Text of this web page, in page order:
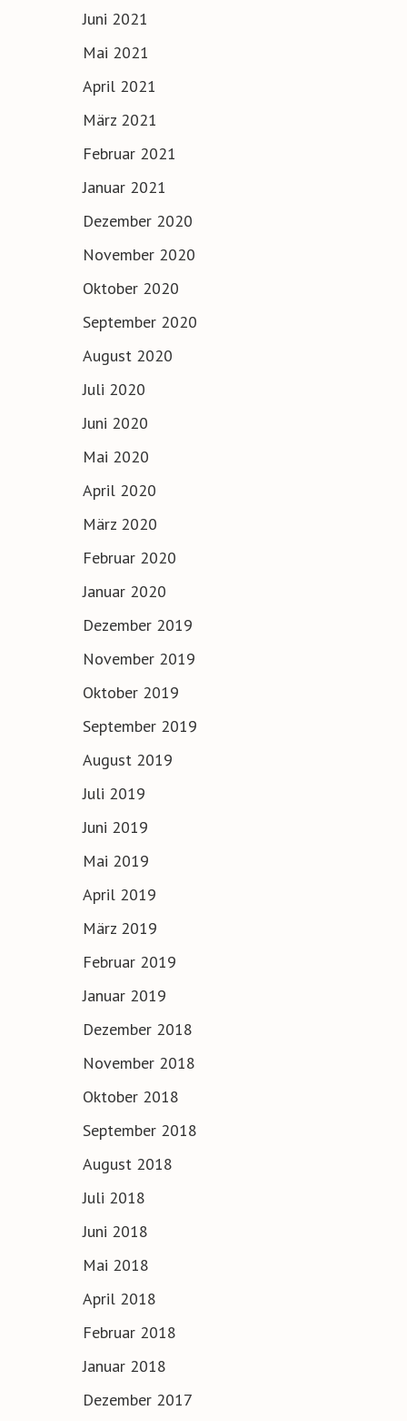
Juni 2021
Mai 2021
April 2021
März 2021
Februar 2021
Januar 2021
Dezember 2020
November 2020
Oktober 2020
September 2020
August 2020
Juli 2020
Juni 2020
Mai 2020
April 2020
März 2020
Februar 2020
Januar 2020
Dezember 2019
November 2019
Oktober 2019
September 2019
August 2019
Juli 2019
Juni 2019
Mai 2019
April 2019
März 2019
Februar 2019
Januar 2019
Dezember 2018
November 2018
Oktober 2018
September 2018
August 2018
Juli 2018
Juni 2018
Mai 2018
April 2018
Februar 2018
Januar 2018
Dezember 2017